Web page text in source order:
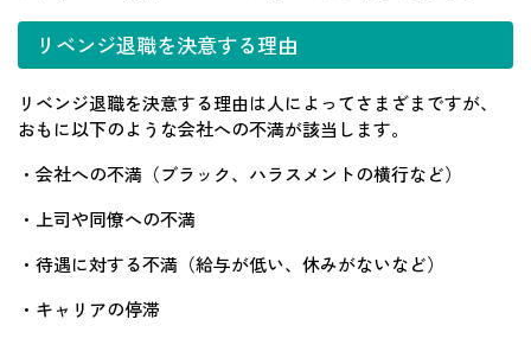
リベンジ退職を決意する理由
リベンジ退職を決意する理由は人によってさまざまですが、
おもに以下のような会社への不満が該当します。
・会社への不満（ブラック、ハラスメントの横行など）
・上司や同僚への不満
・待遇に対する不満（給与が低い、休みがないなど）
・キャリアの停滞